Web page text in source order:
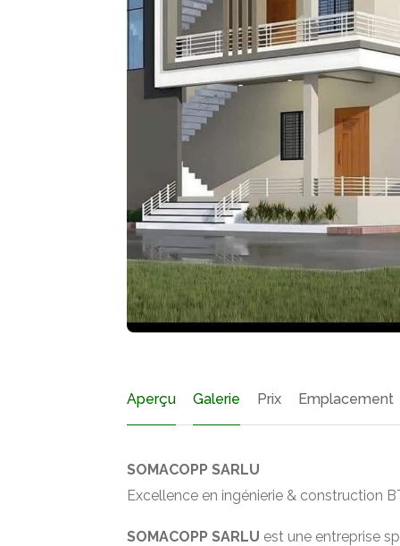
Aperçu Galerie Prix Emplacement
SOMACOPP SARLU
Excellence en ingénierie & construction
SOMACOPP SARLU est une entreprise